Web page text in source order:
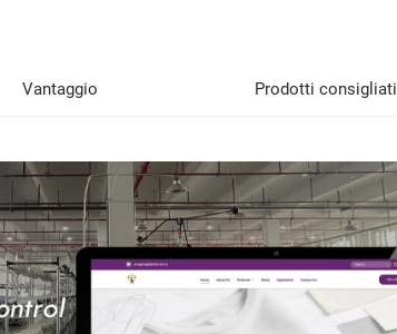
Vantaggio Prodotti consigliati